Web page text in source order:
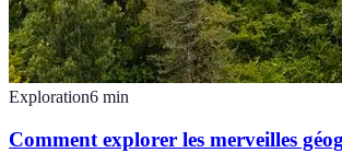
Exploration6 min
Comment explorer les merveilles